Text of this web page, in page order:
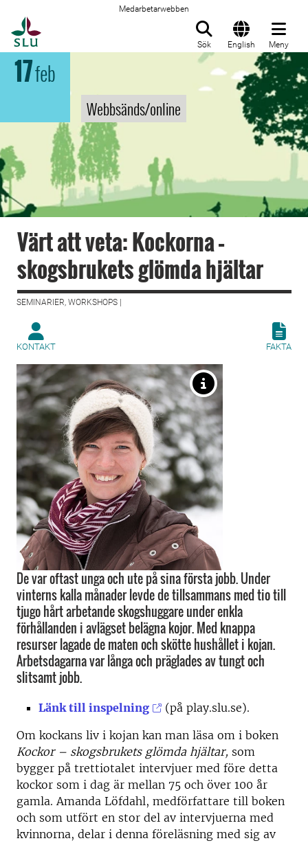
Medarbetarwebben
Sök English Meny
17feb
Webbsänds/online
Värt att veta: Kockorna –
skogsbrukets glömda hjältar
SEMINARIER, WORKSHOPS |
KONTAKT FAKTA
De var oftast unga och ute på sina första jobb. Under
vinterns kalla månader levde de tillsammans med tio till
tjugo hårt arbetande skogshuggare under enkla
förhållanden i avlägset belägna kojor. Med knappa
resurser lagade de maten och skötte hushållet i kojan.
Arbetsdagarna var långa och präglades av tungt och
slitsamt jobb.
Länk till inspelning
(på play.slu.se).
Om kockans liv i kojan kan man läsa om i boken
Kockor – skogsbrukets glömda hjältar, som
bygger på trettiotalet intervjuer med före detta
kockor som i dag är mellan 75 och över 100 år
gamla. Amanda Löfdahl, medförfattare till boken
och som utfört en stor del av intervjuerna med
kvinnorna, delar i denna föreläsning med sig av